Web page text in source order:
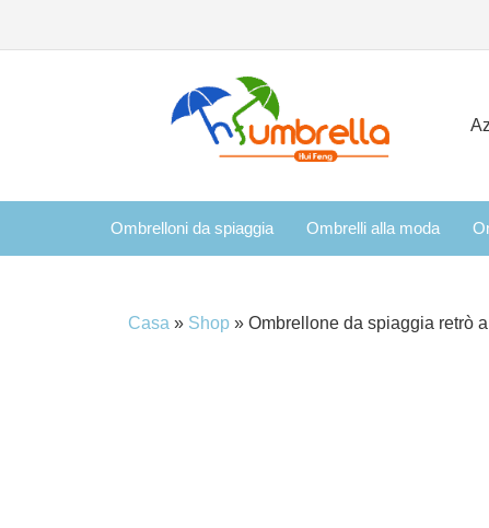
Ombrelloni da spiaggia Ombrelli alla moda
Casa » Shop » Ombrellone da spiaggia retrò